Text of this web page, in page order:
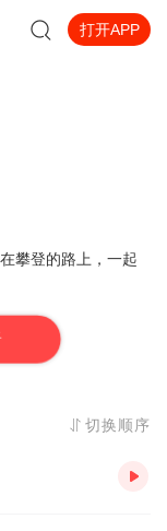
打开APP
攀登的路上，一起
切换顺序